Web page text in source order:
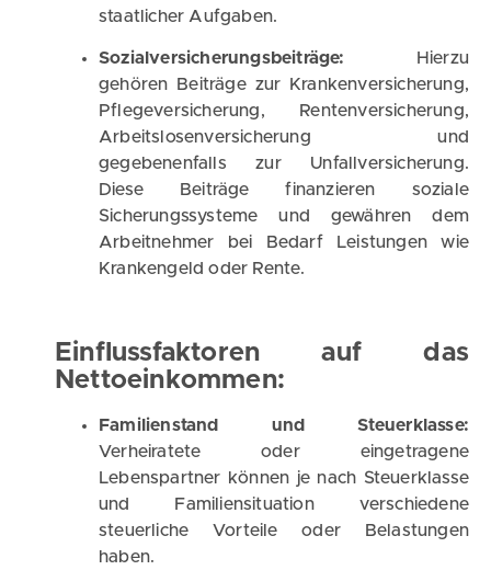
staatlicher Aufgaben.
Sozialversicherungsbeiträge:
Hierzu
gehören Beiträge zur Krankenversicherung,
Pflegeversicherung, Rentenversicherung,
Arbeitslosenversicherung und
gegebenenfalls zur Unfallversicherung.
Diese Beiträge finanzieren soziale
Sicherungssysteme und gewähren dem
Arbeitnehmer bei Bedarf Leistungen wie
Krankengeld oder Rente.
Einflussfaktoren auf das
Nettoeinkommen:
Familienstand und Steuerklasse:
Verheiratete oder eingetragene
Lebenspartner können je nach Steuerklasse
und Familiensituation verschiedene
steuerliche Vorteile oder Belastungen
haben.